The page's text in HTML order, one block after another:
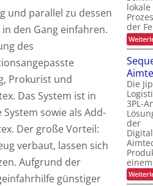
und parallel zu dessen
den Gang einfahren.
des
Prokurist und
Das System ist in
sowie als Add-
Der große Vorteil:
verbaut, lassen sich
Aufgrund der
günstiger
lokale
der
Die
3PL-
der